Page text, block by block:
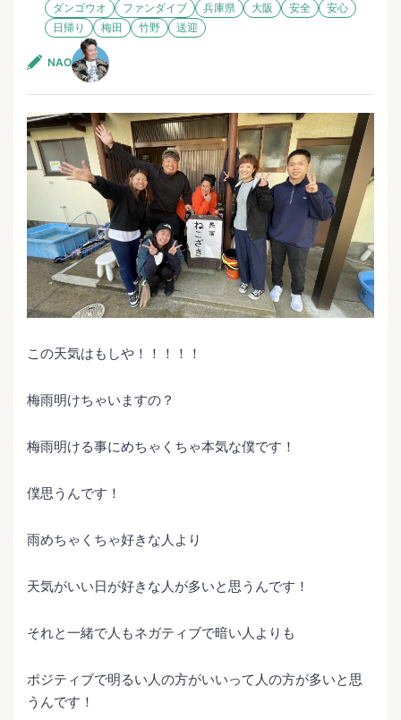
ダンゴウオ
ファンダイブ 兵庫県 大阪 安全
安心
日帰り
梅田 竹野 送迎
NAO
この天気はもしや！！！！！
梅雨明けちゃいますの？
梅雨明ける事にめちゃくちゃ本気な僕です！
僕思うんです！
雨めちゃくちゃ好きな人より
天気がいい日が好きな人が多いと思うんです！
それと一緒で人もネガティブで暗い人よりも
ポジティブで明るい人の方がいいって人の方が多いと思
うんです！